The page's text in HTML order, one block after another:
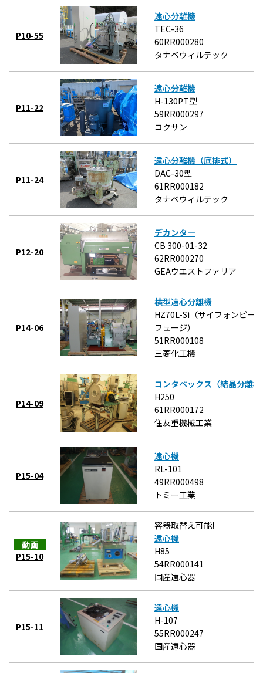
P10-55
遠心分離機
TEC-36
60RR000280
タナベウィルテック
P11-22
遠心分離機
H-130PT型
59RR000297
コクサン
P11-24
遠心分離機（底排式）
DAC-30型
61RR000182
タナベウィルテック
P12-20
デカンタ―
CB 300-01-32
62RR000270
GEAウエストファリア
P14-06
横型遠心分離機
HZ70L-Si（サイフォンピー
フュージ）
51RR000108
三菱化工機
P14-09
コンタベックス（結晶分離
H250
61RR000172
住友重機械工業
P15-04
遠心機
RL-101
49RR000498
トミー工業
動画
P15-10
容器取替え可能!
遠心機
H85
54RR000141
国産遠心器
P15-11
遠心機
H-107
55RR000247
国産遠心器